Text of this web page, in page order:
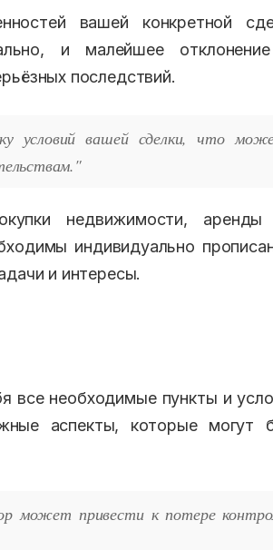
вашей конкретной
и малейшее
последствий.
условий вашей сделки, что
недвижимости, аренды
индивидуально
и интересы.
все необходимые пункты и
аспекты, которые могут
может привести к потере